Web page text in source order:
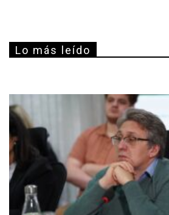
Lo más leído